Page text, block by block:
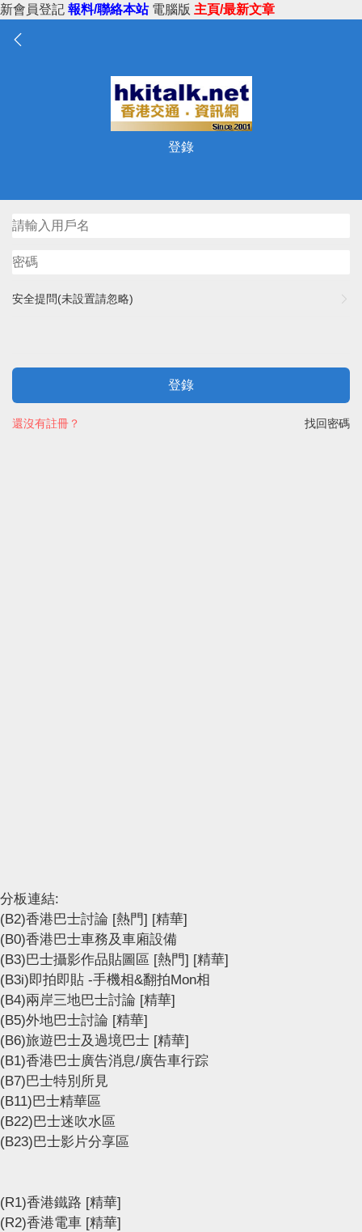
新會員登記 報料/聯絡本站 電腦版 主頁/最新文章
登錄
安全提問(未設置請忽略)
登錄
找回密碼
還沒有註冊？
分板連結:
(B2)香港巴士討論 [熱門] [精華]
(B0)香港巴士車務及車廂設備
(B3)巴士攝影作品貼圖區 [熱門] [精華]
(B3i)即拍即貼 -手機相&翻拍Mon相
(B4)兩岸三地巴士討論 [精華]
(B5)外地巴士討論 [精華]
(B6)旅遊巴士及過境巴士 [精華]
(B1)香港巴士廣告消息/廣告車行踪
(B7)巴士特別所見
(B11)巴士精華區
(B22)巴士迷吹水區
(B23)巴士影片分享區
(R1)香港鐵路 [精華]
(R2)香港電車 [精華]